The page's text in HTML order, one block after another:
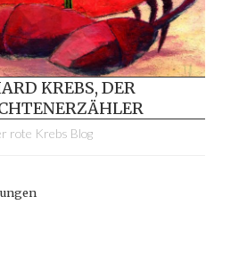
KREBS, DER
rote Krebs Blog